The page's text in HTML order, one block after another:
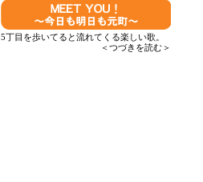
5丁目を歩いてると流れてくる楽しい歌。
＜つづきを読む＞